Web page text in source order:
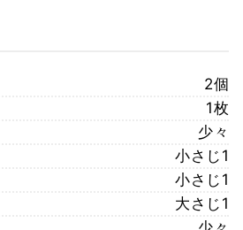
2個
1枚
少々
小さじ1
小さじ1
大さじ1